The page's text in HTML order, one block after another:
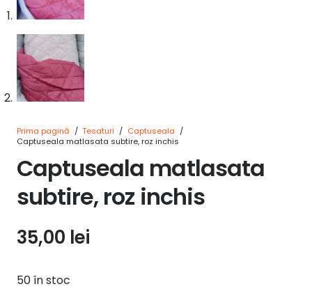
Prima pagină / Tesaturi / Captuseala /
Captuseala matlasata subtire, roz inchis
Captuseala matlasata
subtire, roz inchis
35,00 lei
50 în stoc